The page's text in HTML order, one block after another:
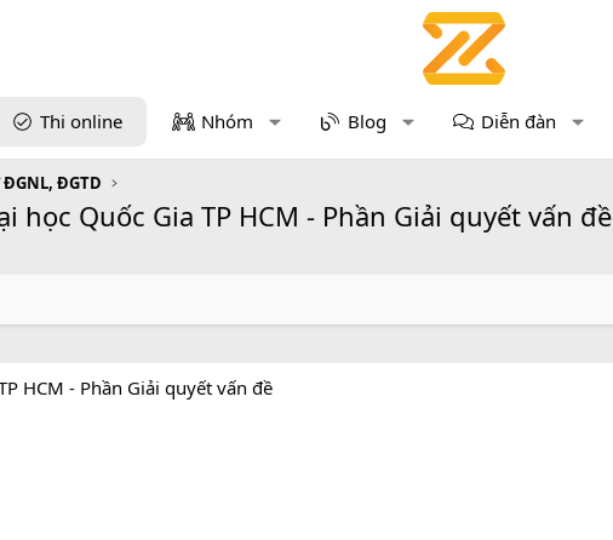
Thi online Nhóm Blog Diễn đàn
ĐGTD
Quốc Gia TP HCM - Phần Giải quyết vấn đề
HCM - Phần Giải quyết vấn đề